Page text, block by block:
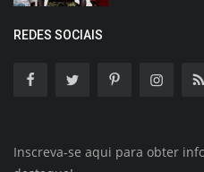
REDES SOCIAIS
Inscreva-se aqui para obter